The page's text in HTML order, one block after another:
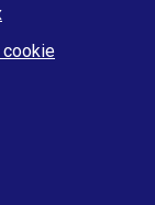
cookie